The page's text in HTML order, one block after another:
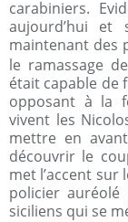
carabiniers.
aujourd’hui et
maintenant des
le ramassage
était capable de
opposant à la
vivent les
mettre en
découvrir le
met l’accent
policier
siciliens qui se